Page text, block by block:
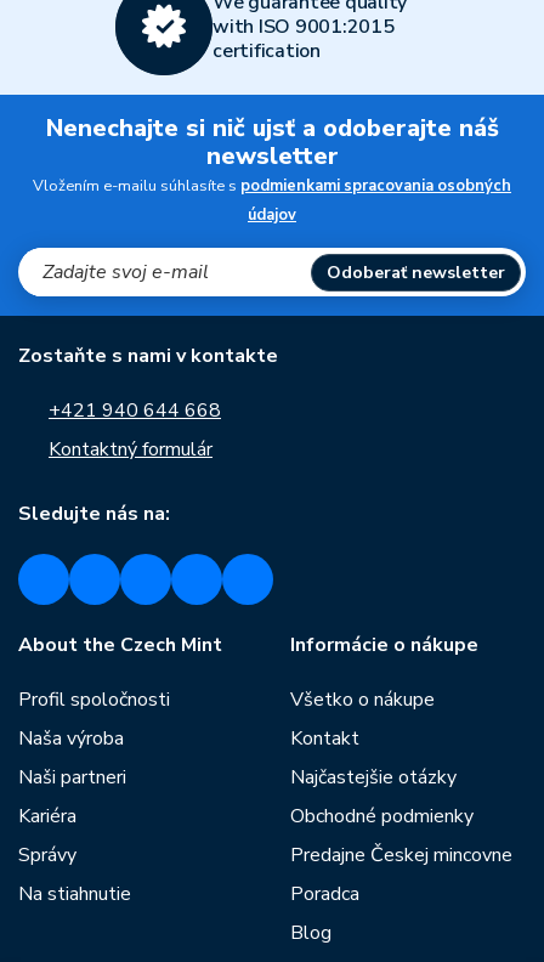
with ISO 9001:2015
certification
Nenechajte si nič ujsť a odoberajte náš
newsletter
Vložením e-mailu súhlasíte s podmienkami spracovania osobných
údajov
Odoberať newsletter
Zostaňte s nami v kontakte
+421 940 644 668
Kontaktný formulár
Sledujte nás na:
About the Czech Mint
Profil spoločnosti
Naša výroba
Naši partneri
Kariéra
Správy
Na stiahnutie
Informácie o nákupe
Všetko o nákupe
Kontakt
Najčastejšie otázky
Obchodné podmienky
Predajne Českej mincovne
Poradca
Blog